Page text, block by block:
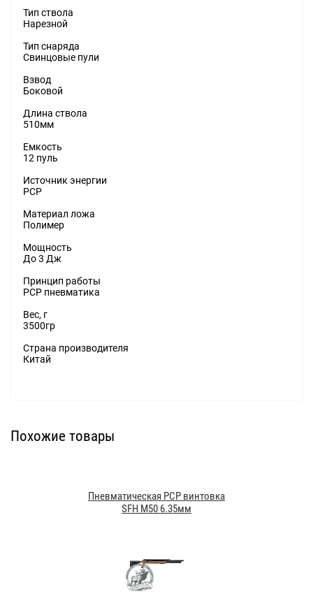
Тип ствола
Нарезной
Тип снаряда
Свинцовые пули
Взвод
Боковой
Длина ствола
510мм
Емкость
12 пуль
Источник энергии
PCP
Материал ложа
Полимер
Мощность
До 3 Дж
Принцип работы
PCP пневматика
Вес, г
3500гр
Страна производителя
Китай
Похожие товары
Пневматическая PCP винтовка
SFH M50 6.35мм